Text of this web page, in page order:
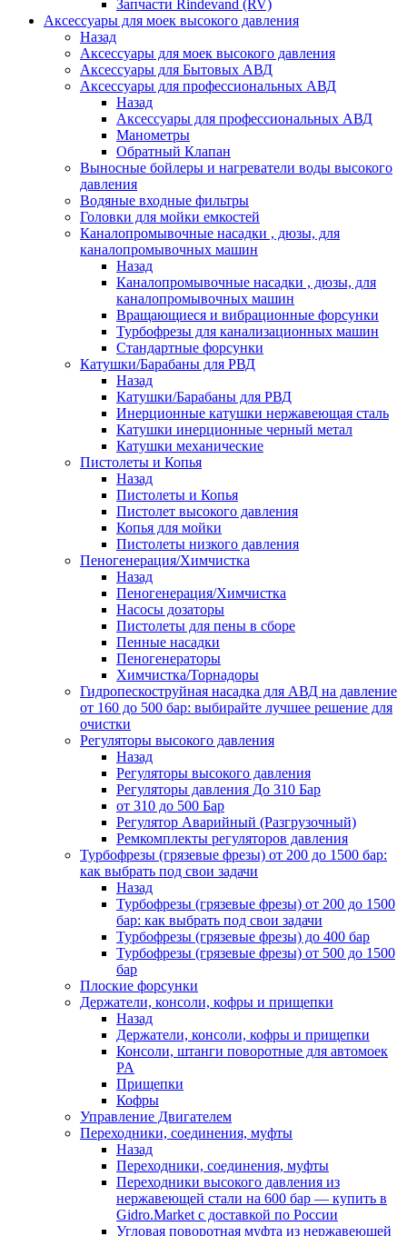
Запчасти Rindevand (RV)
Аксессуары для моек высокого давления
Назад
Аксессуары для моек высокого давления
Аксессуары для Бытовых АВД
Аксессуары для профессиональных АВД
Назад
Аксессуары для профессиональных АВД
Манометры
Обратный Клапан
Выносные бойлеры и нагреватели воды высокого
давления
Водяные входные фильтры
Головки для мойки емкостей
Каналопромывочные насадки , дюзы, для
каналопромывочных машин
Назад
Каналопромывочные насадки , дюзы, для
каналопромывочных машин
Вращающиеся и вибрационные форсунки
Турбофрезы для канализационных машин
Стандартные форсунки
Катушки/Барабаны для РВД
Назад
Катушки/Барабаны для РВД
Инерционные катушки нержавеющая сталь
Катушки инерционные черный метал
Катушки механические
Пистолеты и Копья
Назад
Пистолеты и Копья
Пистолет высокого давления
Копья для мойки
Пистолеты низкого давления
Пеногенерация/Химчистка
Назад
Пеногенерация/Химчистка
Насосы дозаторы
Пистолеты для пены в сборе
Пенные насадки
Пеногенераторы
Химчистка/Торнадоры
Гидропескоструйная насадка для АВД на давление
от 160 до 500 бар: выбирайте лучшее решение для
очистки
Регуляторы высокого давления
Назад
Регуляторы высокого давления
Регуляторы давления До 310 Бар
от 310 до 500 Бар
Регулятор Аварийный (Разгрузочный)
Ремкомплекты регуляторов давления
Турбофрезы (грязевые фрезы) от 200 до 1500 бар:
как выбрать под свои задачи
Назад
Турбофрезы (грязевые фрезы) от 200 до 1500
бар: как выбрать под свои задачи
Турбофрезы (грязевые фрезы) до 400 бар
Турбофрезы (грязевые фрезы) от 500 до 1500
бар
Плоские форсунки
Держатели, консоли, кофры и прищепки
Назад
Держатели, консоли, кофры и прищепки
Консоли, штанги поворотные для автомоек
PA
Прищепки
Кофры
Управление Двигателем
Переходники, соединения, муфты
Назад
Переходники, соединения, муфты
Переходники высокого давления из
нержавеющей стали на 600 бар — купить в
Gidro.Market с доставкой по России
Угловая поворотная муфта из нержавеющей